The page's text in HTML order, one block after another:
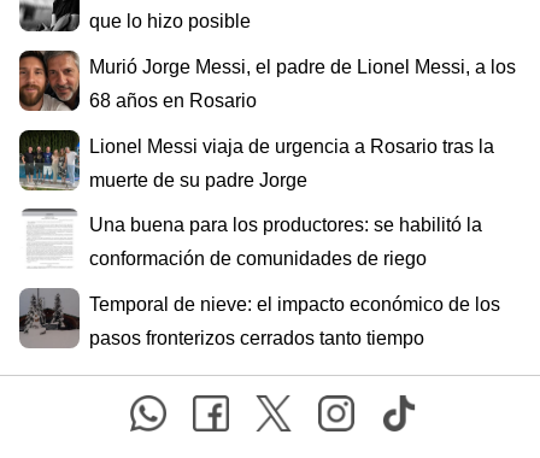
que lo hizo posible
Murió Jorge Messi, el padre de Lionel Messi, a los
68 años en Rosario
Lionel Messi viaja de urgencia a Rosario tras la
muerte de su padre Jorge
Una buena para los productores: se habilitó la
conformación de comunidades de riego
Temporal de nieve: el impacto económico de los
pasos fronterizos cerrados tanto tiempo